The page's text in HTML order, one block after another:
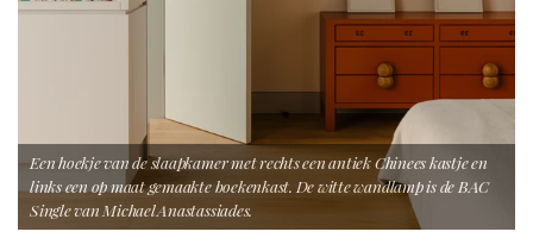
Een hoekje van de slaapkamer met rechts een antiek Chinees kastje en
links een op maat gemaakte boekenkast. De witte wandlamp is de BAC
Single van Michael Anastassiades.